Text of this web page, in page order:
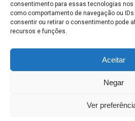
consentimento para essas tecnologias nos
como comportamento de navegação ou
consentir ou retirar o consentimento pode
recursos e funções.
Aceitar
Negar
Ver
MAPA DO SITE
SEDE DO ADMINISTRATIVO